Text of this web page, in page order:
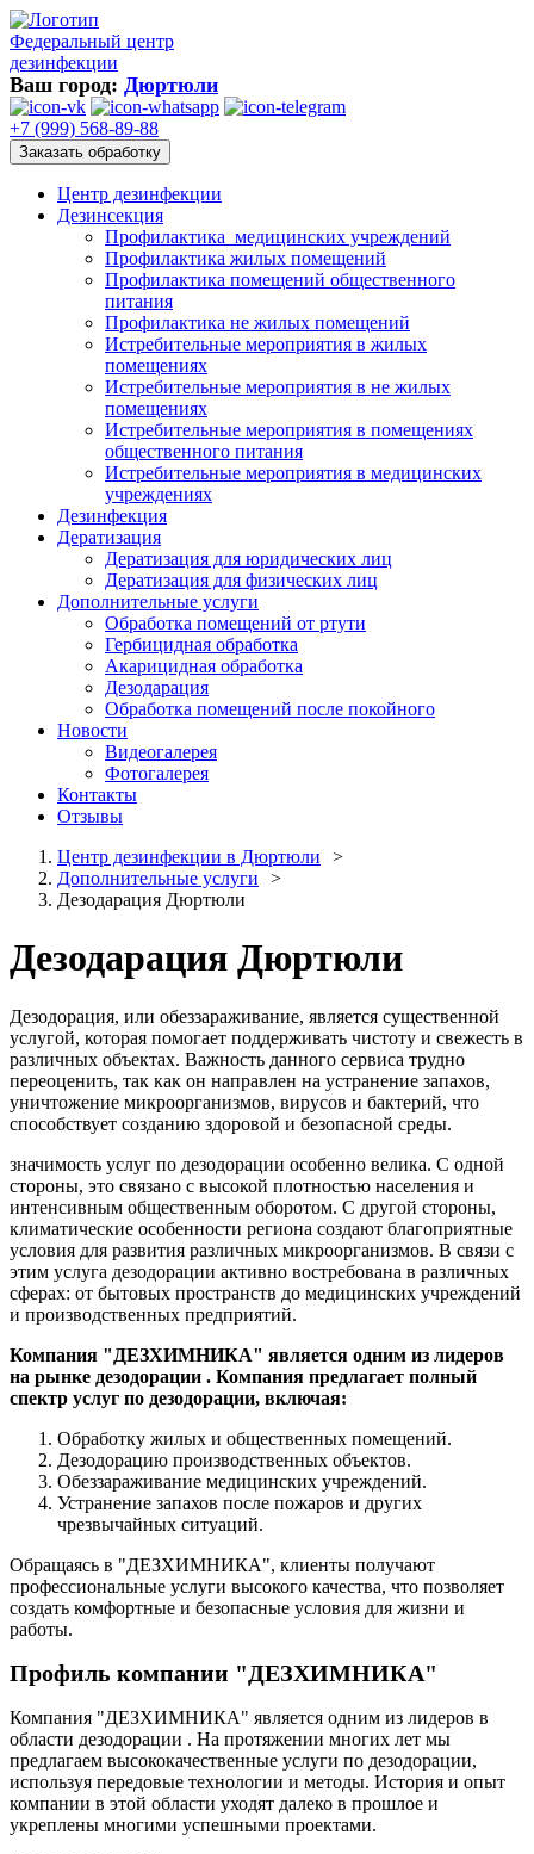
Федеральный центр
дезинфекции
Ваш город: Дюртюли
+7 (999) 568-89-88
Заказать обработку
Центр дезинфекции
Дезинсекция
Профилактика медицинских учреждений
Профилактика жилых помещений
Профилактика помещений общественного
питания
Профилактика не жилых помещений
Истребительные мероприятия в жилых
помещениях
Истребительные мероприятия в не жилых
помещениях
Истребительные мероприятия в помещениях
общественного питания
Истребительные мероприятия в медицинских
учреждениях
Дезинфекция
Дератизация
Дератизация для юридических лиц
Дератизация для физических лиц
Дополнительные услуги
Обработка помещений от ртути
Гербицидная обработка
Акарицидная обработка
Дезодарация
Обработка помещений после покойного
Новости
Видеогалерея
Фотогалерея
Контакты
Отзывы
Центр дезинфекции в Дюртюли
Дополнительные услуги
Дезодарация Дюртюли
Дезодарация Дюртюли
Дезодорация, или обеззараживание, является существенной
услугой, которая помогает поддерживать чистоту и свежесть в
различных объектах. Важность данного сервиса трудно
переоценить, так как он направлен на устранение запахов,
уничтожение микроорганизмов, вирусов и бактерий, что
способствует созданию здоровой и безопасной среды.
значимость услуг по дезодорации особенно велика. С одной
стороны, это связано с высокой плотностью населения и
интенсивным общественным оборотом. С другой стороны,
климатические особенности региона создают благоприятные
условия для развития различных микроорганизмов. В связи с
этим услуга дезодорации активно востребована в различных
сферах: от бытовых пространств до медицинских учреждений
и производственных предприятий.
Компания "ДЕЗХИМНИКА" является одним из лидеров
на рынке дезодорации . Компания предлагает полный
спектр услуг по дезодорации, включая:
Обработку жилых и общественных помещений.
Дезодорацию производственных объектов.
Обеззараживание медицинских учреждений.
Устранение запахов после пожаров и других
чрезвычайных ситуаций.
Обращаясь в "ДЕЗХИМНИКА", клиенты получают
профессиональные услуги высокого качества, что позволяет
создать комфортные и безопасные условия для жизни и
работы.
Профиль компании "ДЕЗХИМНИКА"
Компания "ДЕЗХИМНИКА" является одним из лидеров в
области дезодорации . На протяжении многих лет мы
предлагаем высококачественные услуги по дезодорации,
используя передовые технологии и методы. История и опыт
компании в этой области уходят далеко в прошлое и
укреплены многими успешными проектами.